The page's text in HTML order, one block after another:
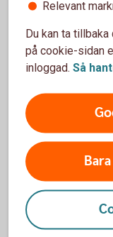
Vad händer
Om ett aktiebrev
förklaras ogiltigt
kan ta tid och
att ha kontroll över
Ordning i
framtida
En uppdaterad
Relevant
Du kan ta
på cookie-sidan
inloggad. Så